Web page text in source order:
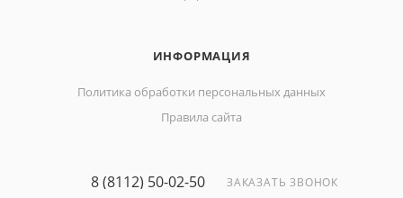
ИНФОРМАЦИЯ
Политика обработки персональных данных
Правила сайта
8 (8112) 50-02-50 ЗАКАЗАТЬ ЗВОНОК